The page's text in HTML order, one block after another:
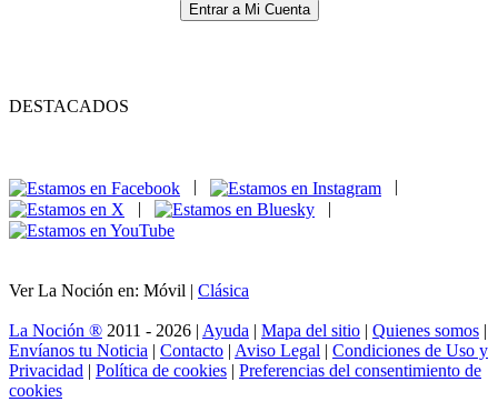
Entrar a Mi Cuenta
DESTACADOS
|
|
Ver La Noción en: Móvil | Clásica
La Noción ® 2011 - 2026 | Ayuda | Mapa del sitio | Quienes somos |
Envíanos tu Noticia | Contacto | Aviso Legal | Condiciones de Uso y
Privacidad | Política de cookies | Preferencias del consentimiento de
cookies